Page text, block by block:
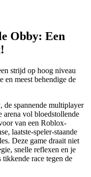
Obby: Een
strijd op hoog niveau
en meest behendige de
, de spannende multiplayer
arena vol bloedstollende
van een Roblox-
laatste-speler-staande
Deze game draait niet
snelle reflexen en je
tikkende race tegen de